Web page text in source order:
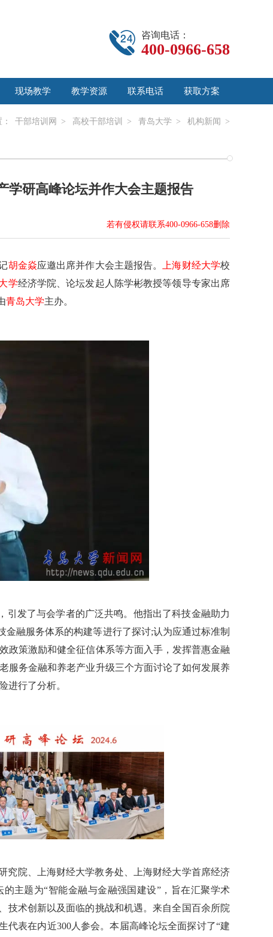
咨询电话：
400-0966-658
现场教学 教学资源 联系电话 获取方案
干部培训网 > 高校干部培训 > 青岛大学 > 机构新闻 >
学研高峰论坛并作大会主题报告
若有侵权请联系400-0966-658删除
胡金焱应邀出席并作大会主题报告。 上海财经大学校
学经济学院、论坛发起人陈学彬教授等领导专家出席
青岛大学主办。
引发了与会学者的广泛共鸣。他指出了科技金融助力
融服务体系的构建等进行了探讨;认为应通过标准制
政策激励和健全征信体系等方面入手，发挥普惠金融
服务金融和养老产业升级三个方面讨论了如何发展养
进行了分析。
究院、上海财经大学教务处、上海财经大学首席经济
主题为“智能金融与金融强国建设”，旨在汇聚学术
技术创新以及面临的挑战和机遇。来自全国百余所院
表在内近300人参会。本届高峰论坛全面探讨了“建